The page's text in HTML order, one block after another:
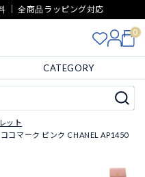
｜ 全商品ラッピング対応
0
CATEGORY
ット
コマーク ピンク CHANEL AP1450